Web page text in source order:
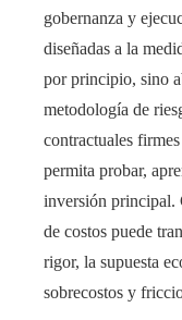
gobernanza y
diseñadas a la
por principio, sino
metodología de
contractuales
permita probar,
inversión principal.
de costos puede
rigor, la supuesta
sobrecostos y